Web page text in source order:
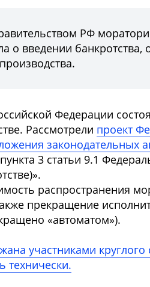
РФ
о введении банкротства,
Федерации
Рассмотрели проект
законодательных
3 статьи 9.1
распространения
прекращение
«автоматом»).
участниками круглого
технически.